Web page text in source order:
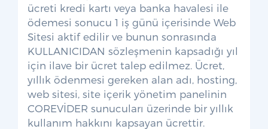
ücreti kredi kartı veya banka havalesi ile
ödemesi sonucu 1 iş günü içerisinde Web
Sitesi aktif edilir ve bunun sonrasında
KULLANICIDAN sözleşmenin kapsadığı yıl
için ilave bir ücret talep edilmez. Ücret,
yıllık ödenmesi gereken alan adı, hosting,
web sitesi, site içerik yönetim panelinin
COREVİDER sunucuları üzerinde bir yıllık
kullanım hakkını kapsayan ücrettir.